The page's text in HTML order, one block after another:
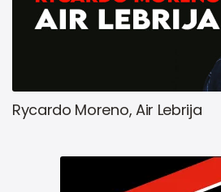
Rycardo Moreno, Air Lebrija